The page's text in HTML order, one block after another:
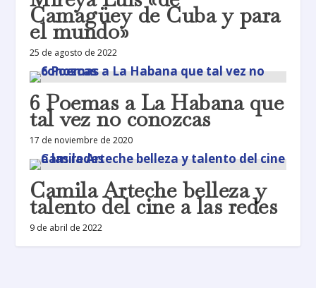
Camagüey de Cuba y para
el mundo»
25 de agosto de 2022
6 Poemas a La Habana que
tal vez no conozcas
17 de noviembre de 2020
Camila Arteche belleza y
talento del cine a las redes
9 de abril de 2022